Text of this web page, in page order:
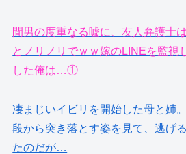
間男の度重なる嘘に、友人弁護士
とノリノリでｗｗ嫁のLINEを監視
した俺は…①
凄まじいイビリを開始した母と姉
段から突き落とす姿を見て、逃げ
たのだが…